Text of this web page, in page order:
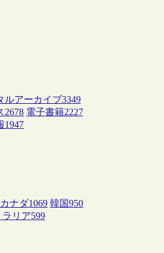
ルアーカイブ3349
2678 電子書籍2227
1947
カナダ1069 韓国950
ラリア599